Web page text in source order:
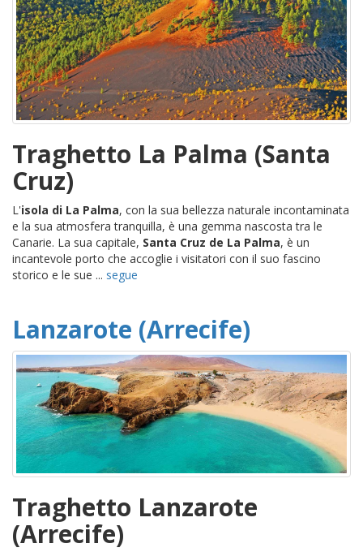
Traghetto La Palma (Santa
Cruz)
L'isola di La Palma, con la sua bellezza naturale incontaminata
e la sua atmosfera tranquilla, è una gemma nascosta tra le
Canarie. La sua capitale, Santa Cruz de La Palma, è un
incantevole porto che accoglie i visitatori con il suo fascino
storico e le sue ... segue
Lanzarote (Arrecife)
Traghetto Lanzarote
(Arrecife)